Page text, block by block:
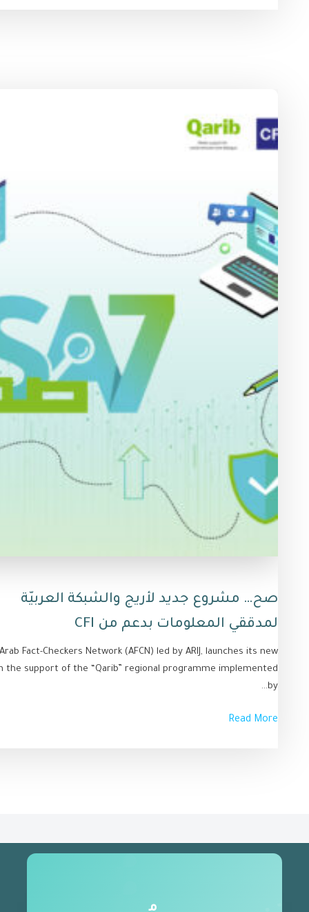
صح… مشروع جديد لأريج والشبكة العربيّة
لمدققي المعلومات بدعم من CFI
Fact-Checkers Network (AFCN) led by ARIJ, launches its new
the support of the “Qarib” regional programme implemented
by...
Read More
م